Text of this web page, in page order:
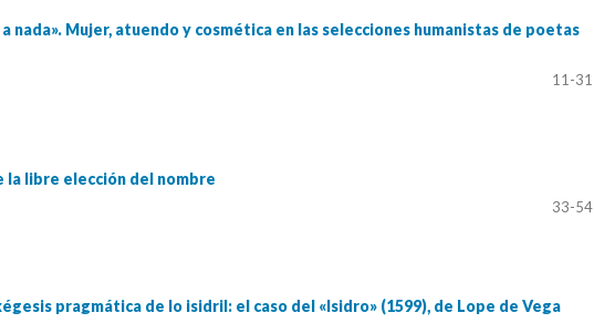
nada». Mujer, atuendo y cosmética en las selecciones humanistas de poetas
11-31
la libre elección del nombre
33-54
pragmática de lo isidril: el caso del «Isidro» (1599), de Lope de Vega